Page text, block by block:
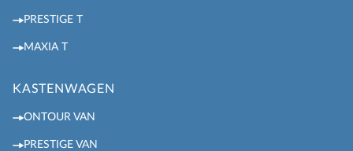
PRESTIGE T
MAXIA T
KASTENWAGEN
ONTOUR VAN
PRESTIGE VAN